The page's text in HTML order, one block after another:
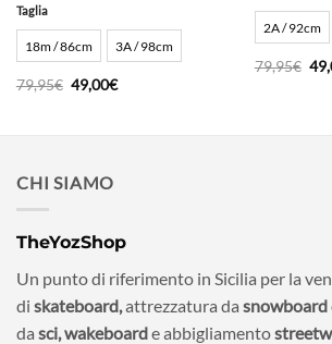
Taglia
18m / 86cm 3A / 98cm
79,95€ Il
prezzo
49,00€Il
2A / 92cm
79,95€ Il
CHI SIAMO
TheYozShop
Un punto di riferimento in Sicilia per la
di skateboard,attrezzatura da snowboard
da sci,wakeboarde abbigliamento